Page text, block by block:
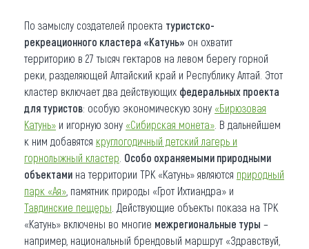
По замыслу создателей проекта туристско-
рекреационного кластера «Катунь» он охватит
территорию в 27 тысяч гектаров на левом берегу горной
реки, разделяющей Алтайский край и Республику Алтай. Этот
кластер включает два действующих федеральных проекта
для туристов: особую экономическую зону «Бирюзовая
Катунь» и игорную зону «Сибирская монета» . В дальнейшем
к ним добавятся круглогодичный детский лагерь и
горнолыжный кластер Особо охраняемыми природными
объектами на территории ТРК «Катунь» являются природный
парк «Ая» , памятник природы «Грот Ихтиандра» и
Тавдинские пещеры . Действующие объекты показа на ТРК
«Катунь» включены во многие межрегиональные туры –
например, национальный брендовый маршрут «Здравствуй,